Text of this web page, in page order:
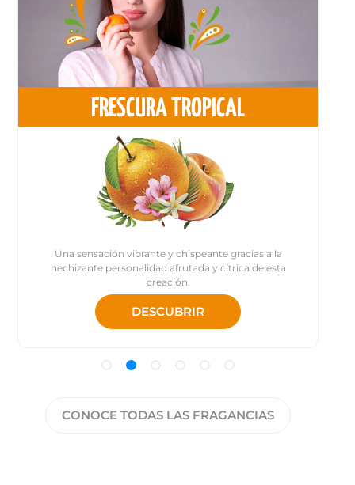
FRESCURA TROPICAL
Una sensación vibrante y chispeante gracias a la
hechizante personalidad afrutada y cítrica de esta
creación.
DESCUBRIR
CONOCE TODAS LAS FRAGANCIAS